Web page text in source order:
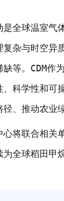
球温室气体
复杂与时空异
等。CDM作
科学性和可
、推动农业
联合相关单
全球稻田甲